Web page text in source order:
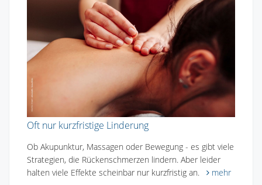
Oft nur kurzfristige Linderung
Ob Akupunktur, Massagen oder Bewegung - es gibt viele
Strategien, die Rückenschmerzen lindern. Aber leider
halten viele Effekte scheinbar nur kurzfristig an.
mehr